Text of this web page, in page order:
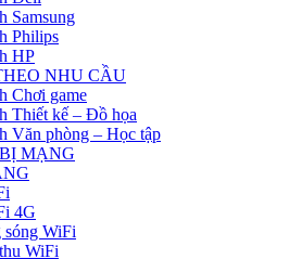
Samsung
Philips
HP
NHU CẦU
Chơi game
Thiết kế – Đồ họa
Văn phòng – Học tập
MẠNG
4G
WiFi
WiFi